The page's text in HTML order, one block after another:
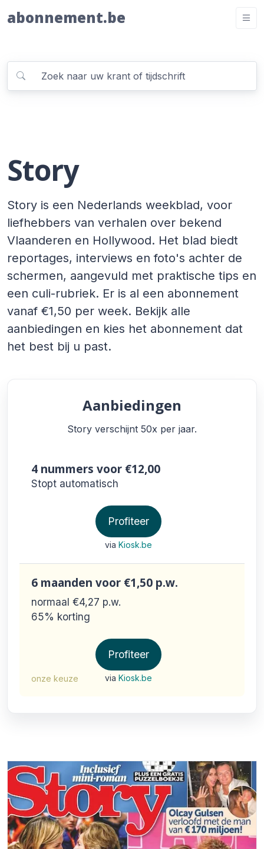
abonnement.be
Story
Story is een Nederlands weekblad, voor
liefhebbers van verhalen over bekend
Vlaanderen en Hollywood. Het blad biedt
reportages, interviews en foto's achter de
schermen, aangevuld met praktische tips en
een culi-rubriek. Er is al een abonnement
vanaf €1,50 per week. Bekijk alle
aanbiedingen en kies het abonnement dat
het best bij u past.
Aanbiedingen
Story verschijnt 50x per jaar.
4 nummers voor €12,00
Stopt automatisch
Profiteer
via Kiosk.be
onze keuze
6 maanden voor €1,50 p.w.
normaal €4,27 p.w.
65% korting
Profiteer
via Kiosk.be